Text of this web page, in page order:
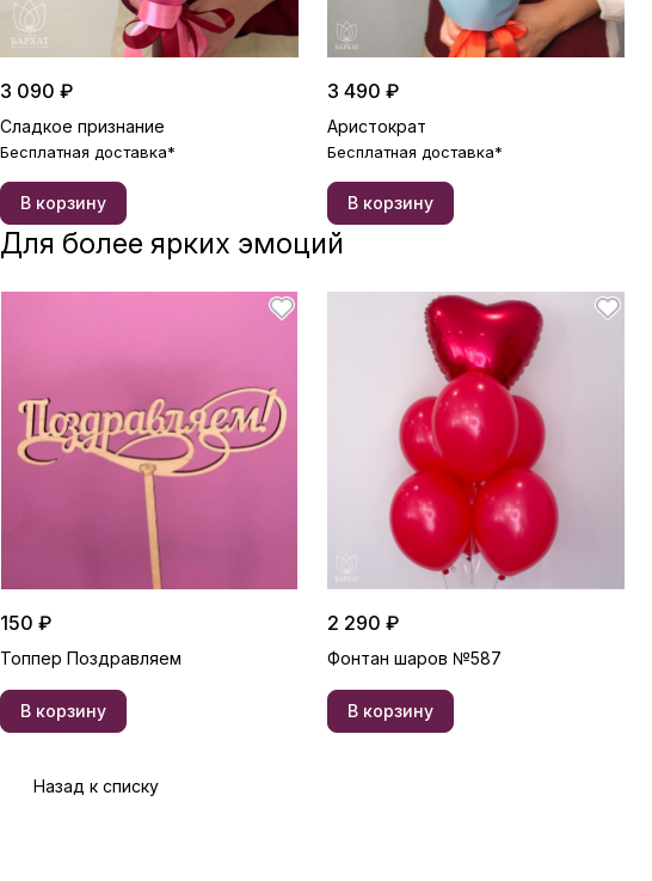
3 090 ₽
Сладкое признание
Бесплатная доставка*
В корзину
3 490 ₽
Аристократ
Бесплатная доставка*
В корзину
Для более ярких эмоций
150 ₽
Топпер Поздравляем
В корзину
2 290 ₽
Фонтан шаров №587
В корзину
Назад к списку